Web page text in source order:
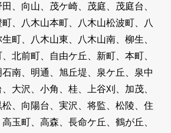
、向山、茂ケ崎、茂庭、茂庭台、
、八木山本町、八木山松波町、八
町、八木山東、八木山南、柳生、
北前町、自由ケ丘、新町、本町、
南、明通、旭丘堤、泉ケ丘、泉中
大沢、小角、桂、上谷刈、加茂、
、向陽台、実沢、将監、松陵、住
玉町、高森、長命ケ丘、鶴が丘、